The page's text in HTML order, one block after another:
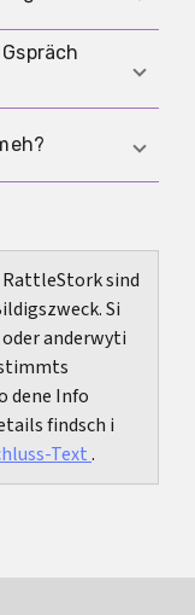
unterbräche.
ohni
würklich teile
aber
emotionale
will. In so Falle
gsünderi
RattleStork sind
Si
anderwyti
dene Info
findsch i
Text.